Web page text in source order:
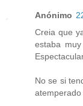
Anónimo
Creia que
estaba
No se si